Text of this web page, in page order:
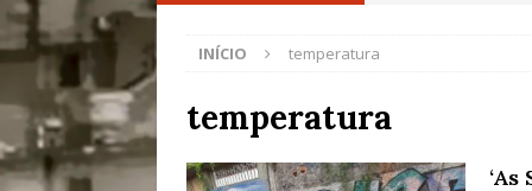
Especial do IPCC
INÍCIO temperatura
temperatura